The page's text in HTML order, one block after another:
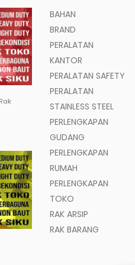
BAHAN
BRAND
PERALATAN
KANTOR
PERALATAN SAFETY
PERALATAN
STAINLESS STEEL
PERLENGKAPAN
GUDANG
PERLENGKAPAN
RUMAH
PERLENGKAPAN
TOKO
RAK ARSIP
RAK BARANG